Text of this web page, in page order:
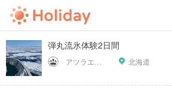
弾丸流氷体験2日間
北海道